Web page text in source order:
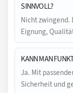
SINNVOLL?
Nicht zwingend.
Eignung,
KANN MAN
Ja. Mit
Sicherheit und